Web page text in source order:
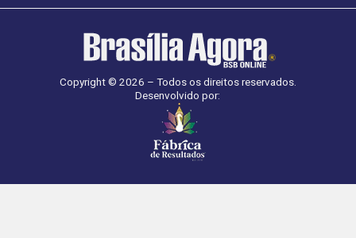
Copyright © 2026 – Todos os direitos reservados.
Desenvolvido por: